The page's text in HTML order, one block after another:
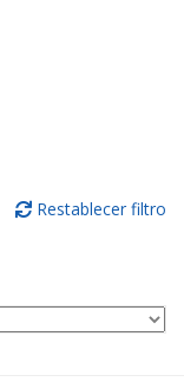
Restablecer filtro